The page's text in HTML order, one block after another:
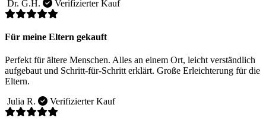
Dr. G.H.
Verifizierter Kauf
Für meine Eltern gekauft
Perfekt für ältere Menschen. Alles an einem Ort, leicht verständlich
aufgebaut und Schritt-für-Schritt erklärt. Große Erleichterung für die
Eltern.
Julia R.
Verifizierter Kauf